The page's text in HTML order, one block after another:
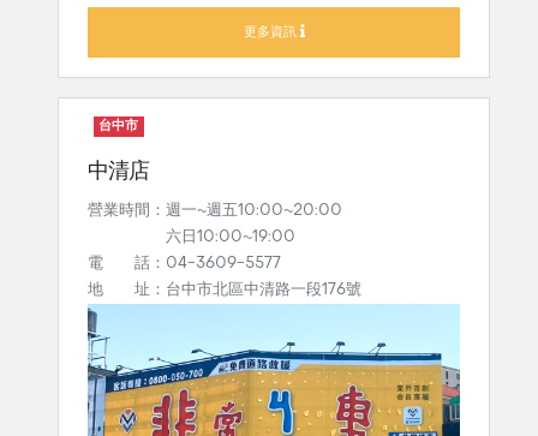
更多資訊
台中市
中清店
營業時間：週一~週五10:00~20:00
六日10:00~19:00
電 話：04-3609-5577
地 址：台中市北區中清路一段176號